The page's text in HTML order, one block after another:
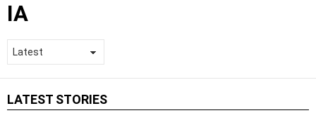
IA
LATEST STORIES